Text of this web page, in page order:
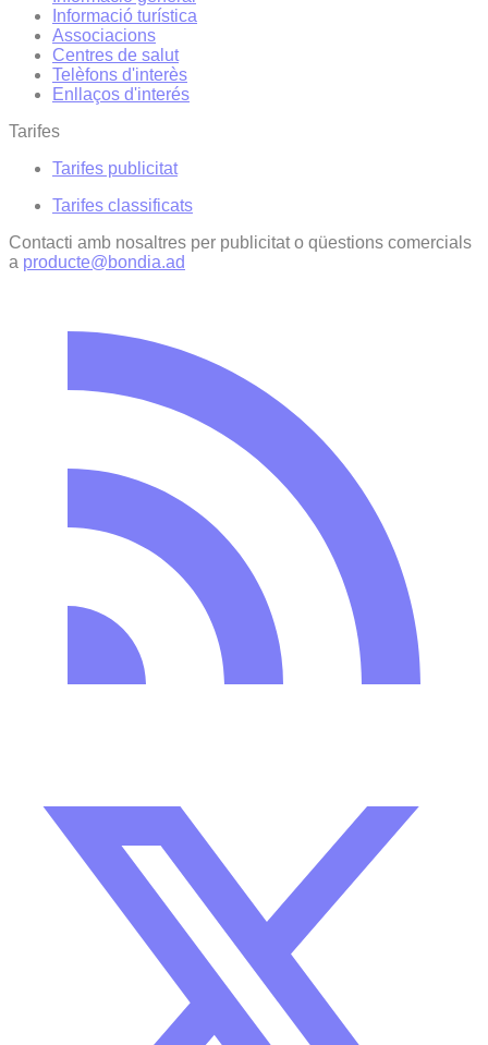
Informació turística
Associacions
Centres de salut
Telèfons d'interès
Enllaços d'interés
Tarifes
Tarifes publicitat
Tarifes classificats
Contacti amb nosaltres per publicitat o qüestions comercials
a producte@bondia.ad